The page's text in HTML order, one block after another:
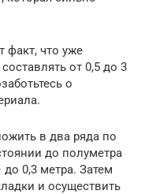
факт, что уже
от 0,5 до 3
о
в два ряда по
до полуметра
0,3 метра. Затем
и осуществить